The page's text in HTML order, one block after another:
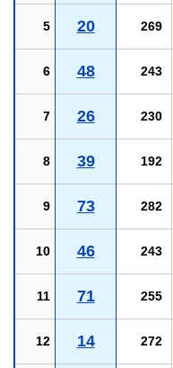
5 20 269
6 48 243
7 26 230
8 39 192
9 73 282
10 46 243
11 71 255
12 14 272